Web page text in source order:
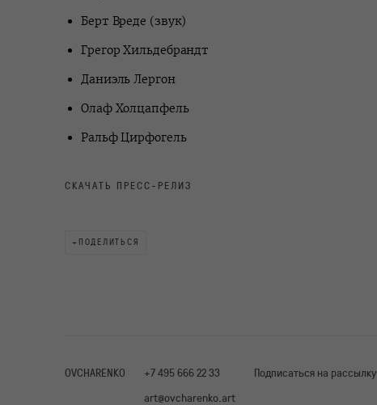
Берт Вреде (звук)
Грегор Хильдебрандт
Даниэль Лергон
Олаф Холцапфель
Ральф Цирфогель
СКАЧАТЬ ПРЕСС-РЕЛИЗ
ПОДЕЛИТЬСЯ
OVCHARENKO
+7 495 666 22 33
art@ovcharenko.art
Подписаться на рассылку